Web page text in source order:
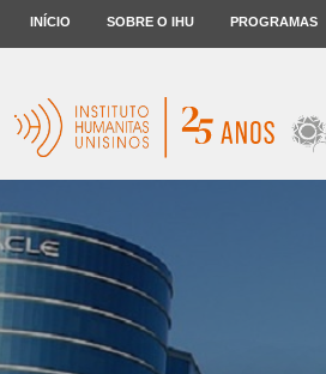
INÍCIO SOBRE O IHU PROGRAMAS